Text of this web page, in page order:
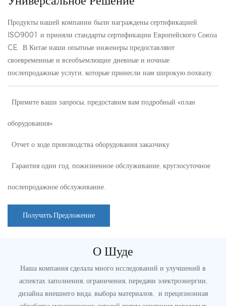
Продукты нашей компании были награждены сертификацией
ISO9001 и приняли стандарты сертификации Европейского Союза
CE. В Китае наши опытные инженеры предоставляют
своевременные и всеобъемлющие дневные и ночные
послепродажные услуги, которые принесли нам широкую похвалу.
Примите ваши запросы, предоставим вам подробный «план
оборудования».
Отчет о ходе производства оборудования заказчику
Гарантия один год, пожизненное обслуживание, круглосуточное
послепродажное обслуживание.
Получить Предложение
О Шуде
Наша компания сделала много исследований и улучшений в
аспектах заполнения, ограничения, передачи электроэнергии,
дизайна внешнего вида, выбора материалов, и прецизионная